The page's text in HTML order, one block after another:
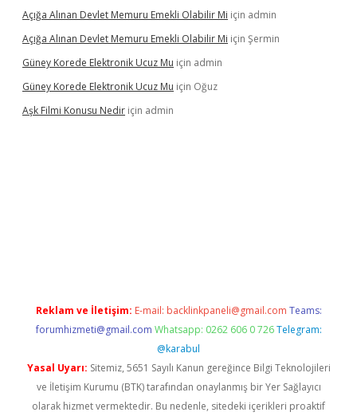
Açığa Alınan Devlet Memuru Emekli Olabilir Mi için admin
Açığa Alınan Devlet Memuru Emekli Olabilir Mi için Şermin
Güney Korede Elektronik Ucuz Mu için admin
Güney Korede Elektronik Ucuz Mu için Oğuz
Aşk Filmi Konusu Nedir için admin
Reklam ve İletişim: E-mail: backlinkpaneli@gmail.com Teams:
forumhizmeti@gmail.com Whatsapp: 0262 606 0 726 Telegram:
@karabul
Yasal Uyarı: Sitemiz, 5651 Sayılı Kanun gereğince Bilgi Teknolojileri
ve İletişim Kurumu (BTK) tarafından onaylanmış bir Yer Sağlayıcı
olarak hizmet vermektedir. Bu nedenle, sitedeki içerikleri proaktif